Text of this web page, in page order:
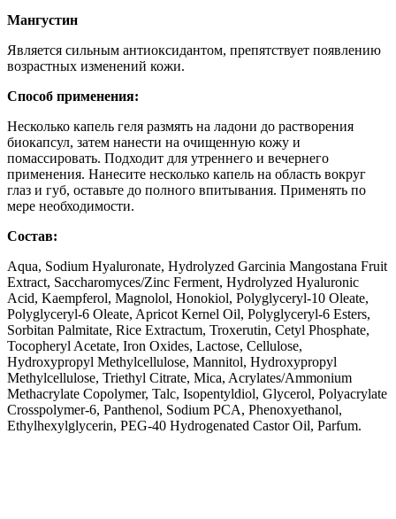
Мангустин
Является сильным антиоксидантом, препятствует появлению
возрастных изменений кожи.
Способ применения:
Несколько капель геля размять на ладони до растворения
биокапсул, затем нанести на очищенную кожу и
помассировать. Подходит для утреннего и вечернего
применения. Нанесите несколько капель на область вокруг
глаз и губ, оставьте до полного впитывания. Применять по
мере необходимости.
Состав:
Aqua, Sodium Hyaluronate, Hydrolyzed Garcinia Mangostana Fruit
Extract, Saccharomyces/Zinc Ferment, Hydrolyzed Hyaluronic
Acid, Kaempferol, Magnolol, Honokiol, Polyglyceryl-10 Oleate,
Polyglyceryl-6 Oleate, Apricot Kernel Oil, Polyglyceryl-6 Esters,
Sorbitan Palmitate, Rice Extractum, Troxerutin, Cetyl Phosphate,
Tocopheryl Acetate, Iron Oxides, Lactose, Cellulose,
Hydroxypropyl Methylcellulose, Mannitol, Hydroxypropyl
Methylcellulose, Triethyl Citrate, Mica, Acrylates/Ammonium
Methacrylate Copolymer, Talc, Isopentyldiol, Glycerol, Polyacrylate
Crosspolymer-6, Panthenol, Sodium PCA, Phenoxyethanol,
Ethylhexylglycerin, PEG-40 Hydrogenated Castor Oil, Parfum.